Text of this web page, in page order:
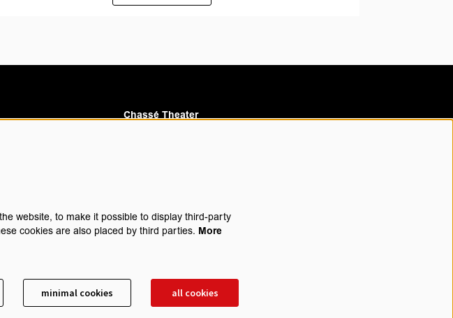
Chassé Theater
website, to make it possible to display third-party
cookies are also placed by third parties. More
minimal cookies all cookies